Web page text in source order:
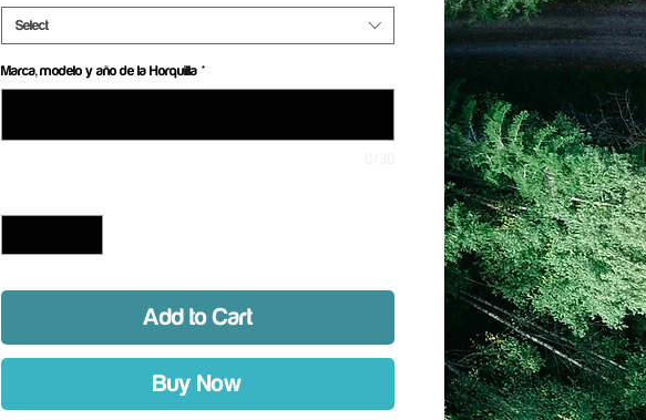
Select
Marca, modelo y año de la Horquilla *
Add to Cart
Buy Now